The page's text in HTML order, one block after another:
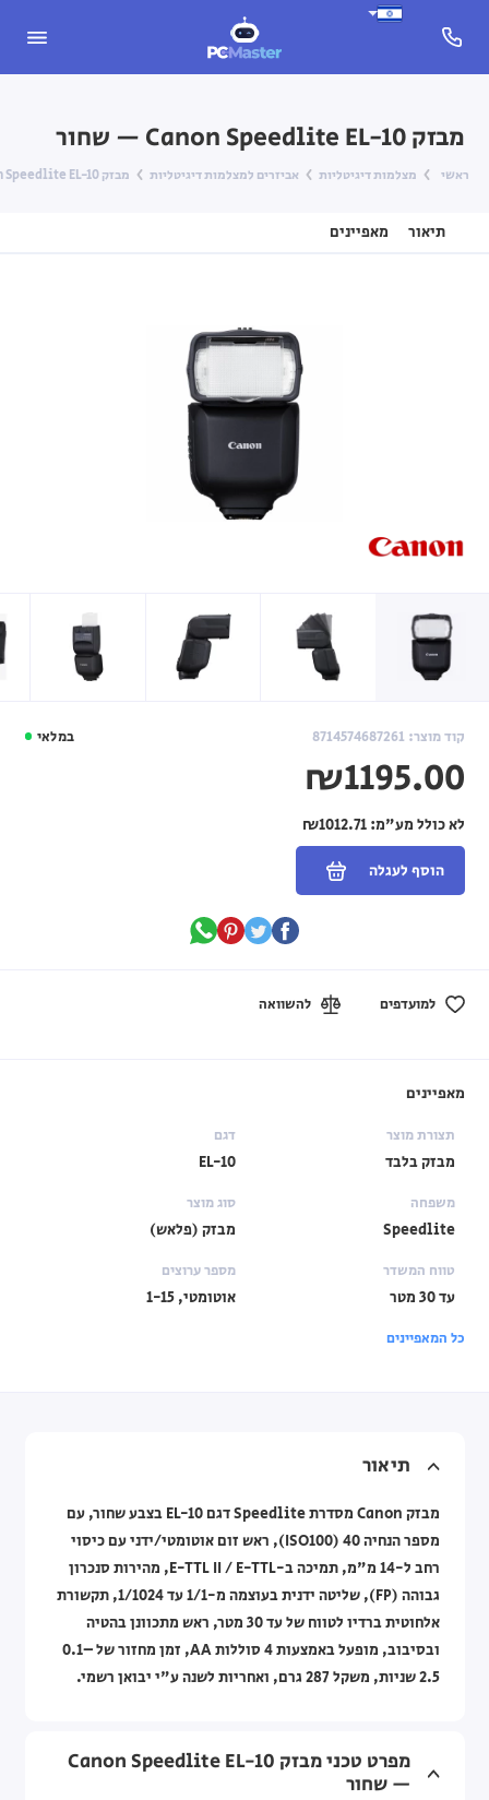
מבזק Canon Speedlite EL-10 — שחור
ראשי מצלמות דיגיטליות אביזרים למצלמות דיגיטליות מבזק Canon Speedlite EL-10 — שחור
תיאור מאפיינים
במלאי קוד מוצר: 8714574687261
₪1195.00
לא כולל מע"מ:₪1012.71
הוסף לעגלה
למועדפים להשוואה
מאפיינים
תצורת מוצר
מבזק בלבד
דגם
EL-10
משפחה
Speedlite
סוג מוצר
מבזק (פלאש)
טווח המשדר
עד 30 מטר
מספר ערוצים
אוטומטי, 1-15
כל המאפיינים
תיאור
מבזק Canon מסדרת Speedlite דגם EL-10 בצבע שחור, עם
מספר הנחיה 40 (ISO100), ראש זום אוטומטי/ידני עם כיסוי
רחב ל-14 מ"מ, תמיכה ב-E-TTL II / E-TTL, מהירות סנכרון
גבוהה (FP), שליטה ידנית בעוצמה מ-1/1 עד 1/1024, תקשורת
אלחוטית ברדיו לטווח של עד 30 מטר, ראש מתכוונן בהטיה
ובסיבוב, מופעל באמצעות 4 סוללות AA, זמן מחזור של ‎0.1–
2.5‎ שניות, משקל 287 גרם, ואחריות לשנה ע"י יבואן רשמי.
מפרט טכני מבזק Canon Speedlite EL-10
— שחור